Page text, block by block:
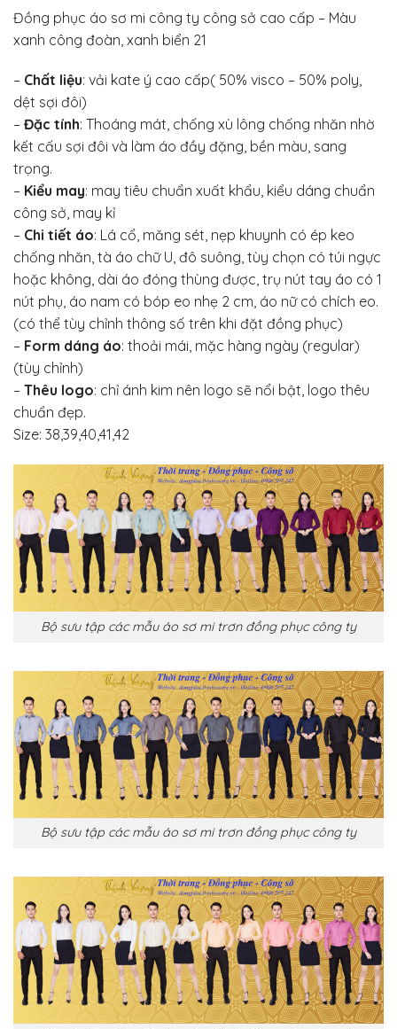
Đồng phục áo sơ mi công ty công sở cao cấp – Màu
xanh công đoàn, xanh biển 21
– Chất liệu: vải kate ý cao cấp( 50% visco – 50% poly,
dệt sợi đôi)
– Đặc tính: Thoáng mát, chống xù lông chống nhăn nhờ
kết cấu sợi đôi và làm áo đầy đặng, bền màu, sang
trọng.
– Kiểu may: may tiêu chuẩn xuất khẩu, kiểu dáng chuẩn
công sở, may kỉ
– Chi tiết áo: Lá cổ, măng sét, nẹp khuynh có ép keo
chống nhăn, tà áo chữ U, đô suông, tùy chọn có túi ngực
hoặc không, dài áo đóng thùng được, trụ nút tay áo có 1
nút phụ, áo nam có bóp eo nhẹ 2 cm, áo nữ có chích eo.
(có thể tùy chỉnh thông số trên khi đặt đồng phục)
– Form dáng áo: thoải mái, mặc hàng ngày (regular)
(tùy chỉnh)
– Thêu logo: chỉ ánh kim nên logo sẽ nổi bật, logo thêu
chuẩn đẹp.
Size: 38,39,40,41,42
Bộ sưu tập các mẫu áo sơ mi trơn đồng phục công ty
Bộ sưu tập các mẫu áo sơ mi trơn đồng phục công ty